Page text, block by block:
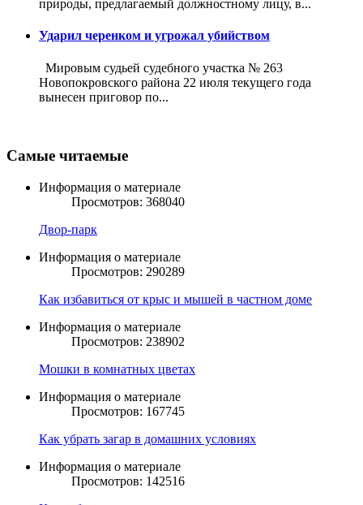
природы, предлагаемый должностному лицу, в...
Ударил черенком и угрожал убийством
Мировым судьей судебного участка № 263
Новопокровского района 22 июля текущего года
вынесен приговор по...
Самые читаемые
Информация о материале
Просмотров: 368040
Двор-парк
Информация о материале
Просмотров: 290289
Как избавиться от крыс и мышей в частном доме
Информация о материале
Просмотров: 238902
Мошки в комнатных цветах
Информация о материале
Просмотров: 167745
Как убрать загар в домашних условиях
Информация о материале
Просмотров: 142516